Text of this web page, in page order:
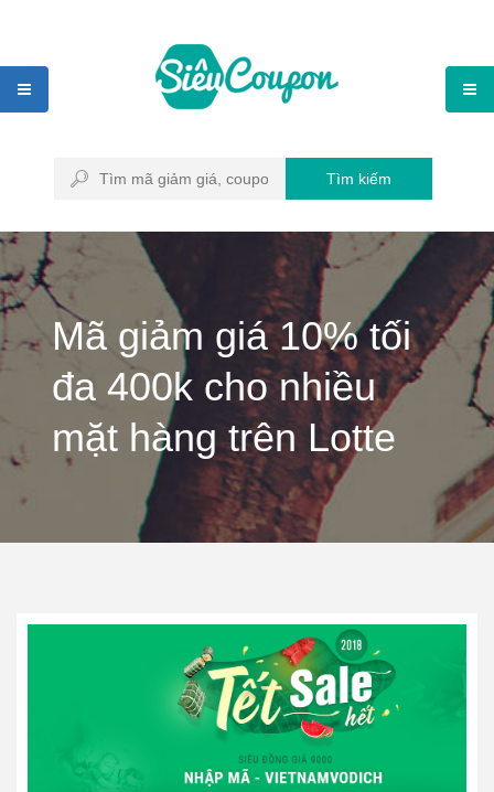
Tìm kiếm
Mã giảm giá 10% tối
đa 400k cho nhiều
mặt hàng trên Lotte